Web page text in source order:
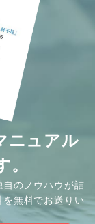
ニュアル
のノウハウが詰
無料でお送りい